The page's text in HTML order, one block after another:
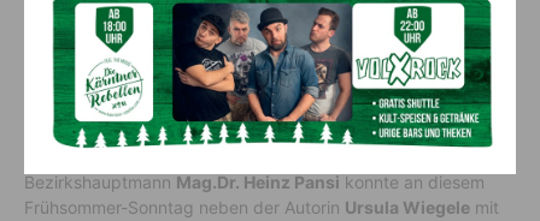
„Malvenflug“ ist ein großes Familienpanorama, getragen von starken
Frauenfiguren.
Gäste
Bezirkshauptmann Mag.Dr. Heinz Pansi konnte an diesem
Frühsommer-Sonntag neben der Autorin Ursula Wiegele mit